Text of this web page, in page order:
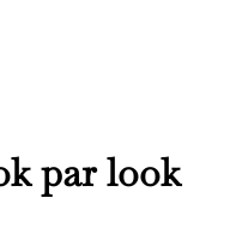
par look